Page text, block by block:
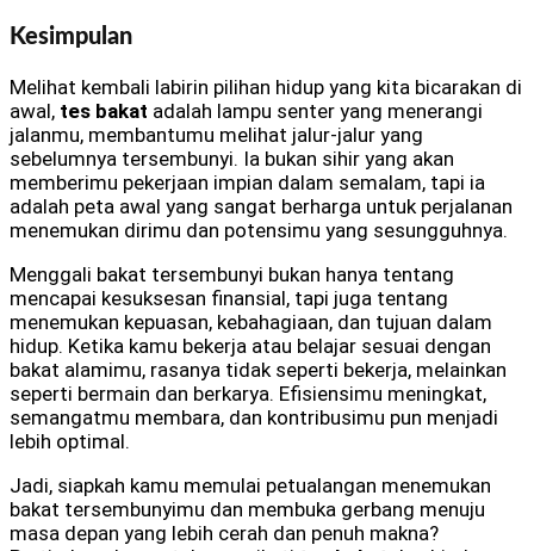
Kesimpulan
Melihat kembali labirin pilihan hidup yang kita bicarakan di
awal, tes bakat adalah lampu senter yang menerangi
jalanmu, membantumu melihat jalur-jalur yang
sebelumnya tersembunyi. Ia bukan sihir yang akan
memberimu pekerjaan impian dalam semalam, tapi ia
adalah peta awal yang sangat berharga untuk perjalanan
menemukan dirimu dan potensimu yang sesungguhnya.
Menggali bakat tersembunyi bukan hanya tentang
mencapai kesuksesan finansial, tapi juga tentang
menemukan kepuasan, kebahagiaan, dan tujuan dalam
hidup. Ketika kamu bekerja atau belajar sesuai dengan
bakat alamimu, rasanya tidak seperti bekerja, melainkan
seperti bermain dan berkarya. Efisiensimu meningkat,
semangatmu membara, dan kontribusimu pun menjadi
lebih optimal.
Jadi, siapkah kamu memulai petualangan menemukan
bakat tersembunyimu dan membuka gerbang menuju
masa depan yang lebih cerah dan penuh makna?